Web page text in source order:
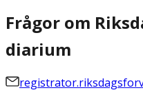
Frågor om
diarium